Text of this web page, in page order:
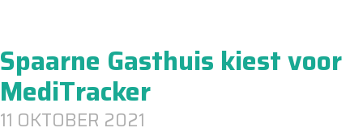
Spaarne Gasthuis kiest voor
MediTracker
11 OKTOBER 2021